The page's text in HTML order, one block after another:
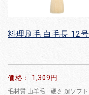
料理刷毛 白毛長 12号
価格： 1,309円
毛材質:山羊毛 硬さ:超ソフト